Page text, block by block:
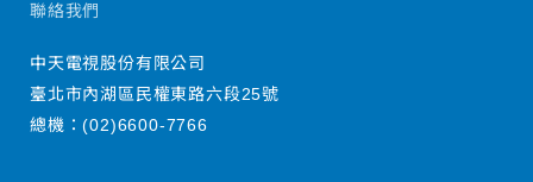
聯絡我們
中天電視股份有限公司
臺北市內湖區民權東路六段25號
總機：(02)6600-7766